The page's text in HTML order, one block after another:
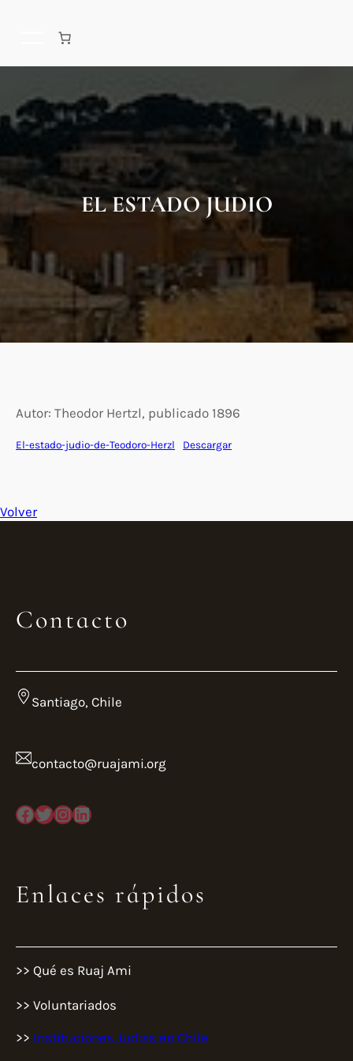
EL ESTADO JUDIO
Autor: Theodor Hertzl, publicado 1896
El-estado-judio-de-Teodoro-Herzl Descargar
Volver
Contacto
Santiago, Chile
contacto@ruajami.org
Facebook Twitter InstagramLinkedIn
Enlaces rápidos
>> Qué es Ruaj Ami
>> Voluntariados
>> Instituciones Judias en Chile